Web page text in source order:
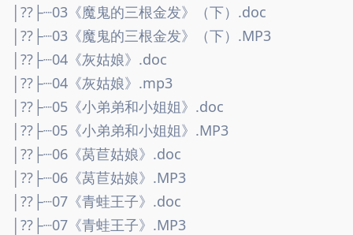
│??├┈03《魔鬼的三根金发》（下）.doc
│??├┈03《魔鬼的三根金发》（下）.MP3
│??├┈04《灰姑娘》.doc
│??├┈04《灰姑娘》.mp3
│??├┈05《小弟弟和小姐姐》.doc
│??├┈05《小弟弟和小姐姐》.MP3
│??├┈06《莴苣姑娘》.doc
│??├┈06《莴苣姑娘》.MP3
│??├┈07《青蛙王子》.doc
│??├┈07《青蛙王子》.MP3